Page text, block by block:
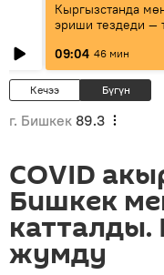
Кыргызстанда
эриши тездеди —
09:04 46 мин
Кечээ Бүгүн
г. Бишкек 89.3
COVID
Бишкек
катталды.
жумду